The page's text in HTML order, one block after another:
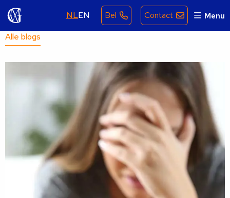
NLEN Bel Contact Menu
Alle blogs